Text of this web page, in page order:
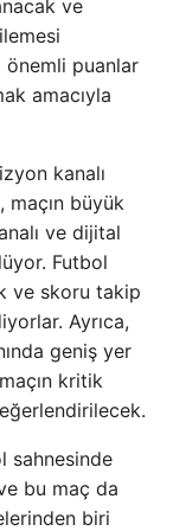
ve
önemli puanlar
amacıyla
kanalı
maçın büyük
ve dijital
Futbol
ve skoru takip
Ayrıca,
geniş yer
kritik
sahnesinde
bu maç da
biri